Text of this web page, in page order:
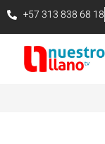
+57 313 838 68 18